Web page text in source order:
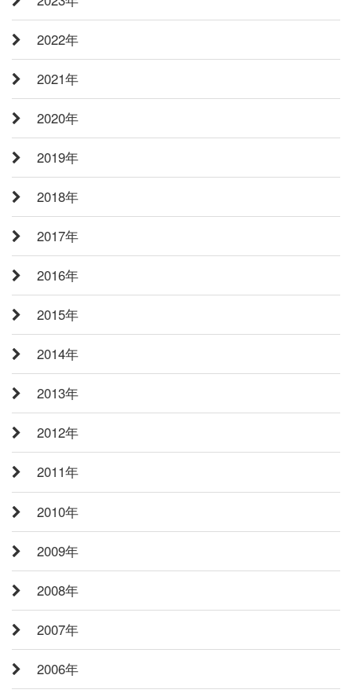
2022年
2021年
2020年
2019年
2018年
2017年
2016年
2015年
2014年
2013年
2012年
2011年
2010年
2009年
2008年
2007年
2006年